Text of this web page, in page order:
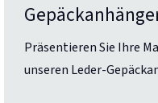
Präsentieren Sie Ihre
unseren Leder-